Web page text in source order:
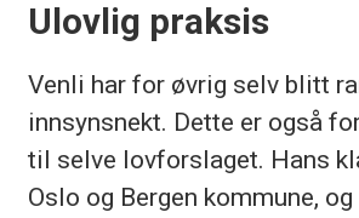
Ulovlig praksis
Venli har for øvrig selv blitt
innsynsnekt. Dette er også
til selve lovforslaget. Hans
Oslo og Bergen kommune,